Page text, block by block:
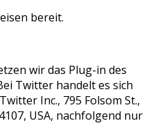
bereit.
wir das Plug-in des
Twitter handelt es sich
Inc., 795 Folsom St.,
USA, nachfolgend nur